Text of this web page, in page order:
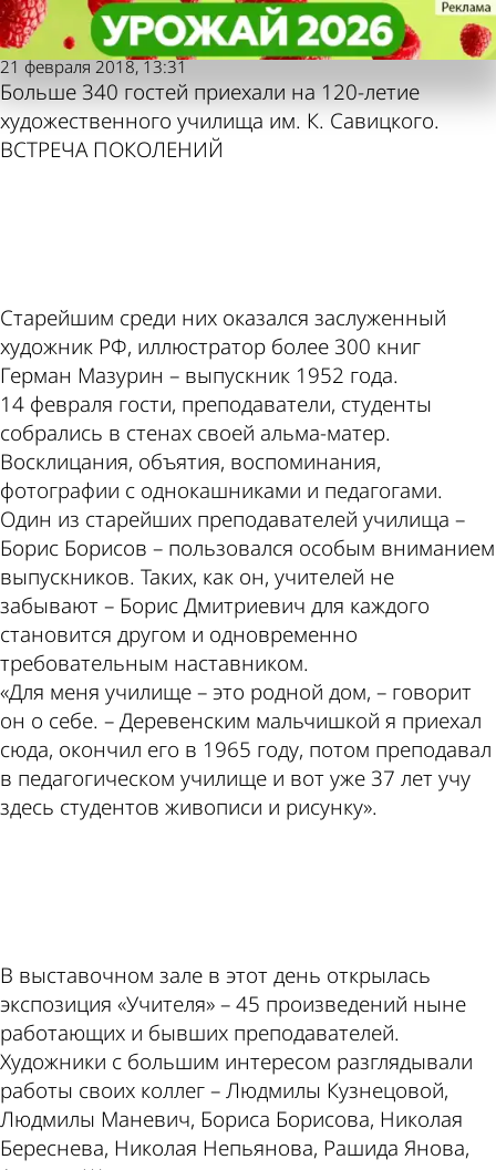
Мода проходит, традиции
остаются
Пензенская
правда
21 февраля 2018, 13:31
Больше 340 гостей приехали на 120-летие
художественного училища им. К. Савицкого.
ВСТРЕЧА ПОКОЛЕНИЙ
Старейшим среди них оказался заслуженный
художник РФ, иллюстратор более 300 книг
Герман Мазурин – выпускник 1952 года.
14 февраля гости, преподаватели, студенты
собрались в стенах своей альма-матер.
Восклицания, объятия, воспоминания,
фотографии с однокашниками и педагогами.
Один из старейших преподавателей училища –
Борис Борисов – пользовался особым вниманием
выпускников. Таких, как он, учителей не
забывают – Борис Дмитриевич для каждого
становится другом и одновременно
требовательным наставником.
«Для меня училище – это родной дом, – говорит
он о себе. – Деревенским мальчишкой я приехал
сюда, окончил его в 1965 году, потом преподавал
в педагогическом училище и вот уже 37 лет учу
здесь студентов живописи и рисунку».
В выставочном зале в этот день открылась
экспозиция «Учителя» – 45 произведений ныне
работающих и бывших преподавателей.
Художники с большим интересом разглядывали
работы своих коллег – Людмилы Кузнецовой,
Людмилы Маневич, Бориса Борисова, Николая
Береснева, Николая Непьянова, Рашида Янова,
Мода проходит, традиции
остаются
Пензенская
правда
Также пресса
пишет по этой
Погода и
курсы валют в